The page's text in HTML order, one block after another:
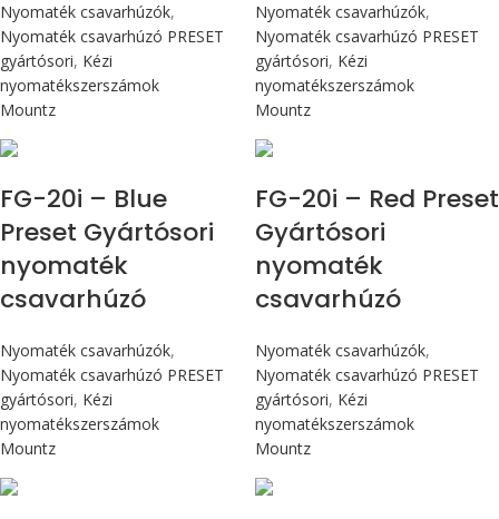
Nyomaték csavarhúzók,
Nyomaték csavarhúzó PRESET
gyártósori, Kézi
nyomatékszerszámok
Mountz
Nyomaték csavarhúzók,
Nyomaték csavarhúzó PRESET
gyártósori, Kézi
nyomatékszerszámok
Mountz
FG-20i – Blue
Preset Gyártósori
nyomaték
csavarhúzó
Nyomaték csavarhúzók,
Nyomaték csavarhúzó PRESET
gyártósori, Kézi
nyomatékszerszámok
Mountz
FG-20i – Red Preset
Gyártósori
nyomaték
csavarhúzó
Nyomaték csavarhúzók,
Nyomaték csavarhúzó PRESET
gyártósori, Kézi
nyomatékszerszámok
Mountz